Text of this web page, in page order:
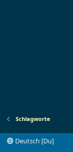
Schlagworte
Deutsch [Du]